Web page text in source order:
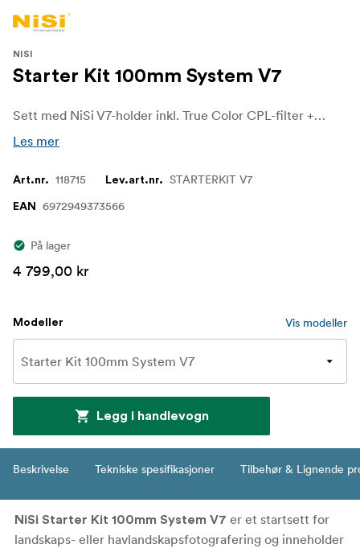
NISI
Starter Kit 100mm System V7
Sett med NiSi V7-holder inkl. True Color CPL-filter + ND1000 (10 stopp) og GND8 (3 stopp) mediumfilter + Filter Pouch Caddy Pro100 og NiSi-rengjøringsprodukter
Les mer
Art.nr. 118715 Lev.art.nr. STARTERKIT V7
EAN 6972949373566
På lager
4 799,00 kr
Modeller Vis modeller
Legg i handlevogn
Beskrivelse Tekniske spesifikasjoner Tilbehør & Lignende
NiSi Starter Kit 100mm System V7 er et startsett for
landskaps- eller havlandskapsfotografering og inneholder